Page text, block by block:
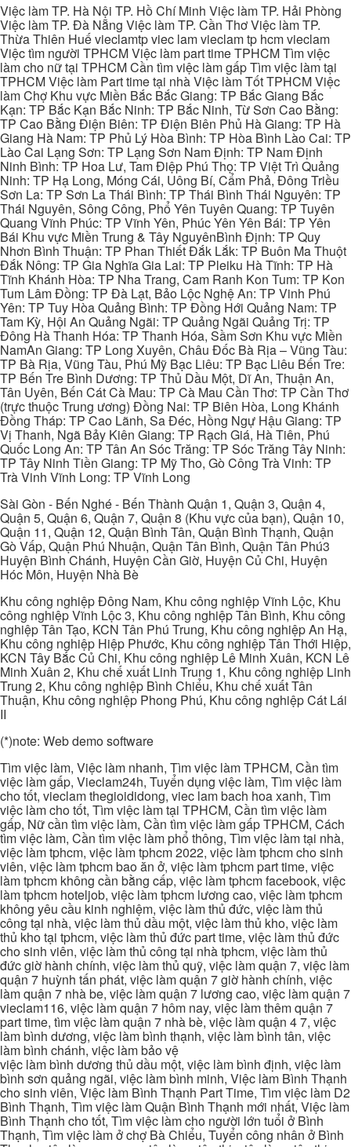
Việc làm TP. Hà Nội TP. Hồ Chí Minh Việc làm TP. Hải Phòng
Việc làm TP. Đà Nẵng Việc làm TP. Cần Thơ Việc làm TP.
Thừa Thiên Huế vieclamtp viec lam vieclam tp hcm vieclam
Việc tìm người TPHCM Việc làm part time TPHCM Tìm việc
làm cho nữ tại TPHCM Cần tìm việc làm gấp Tìm việc làm tại
TPHCM Việc làm Part time tại nhà Việc làm Tốt TPHCM Việc
làm Chợ Khu vực Miền Bắc Bắc Giang: TP Bắc Giang Bắc
Kạn: TP Bắc Kạn Bắc Ninh: TP Bắc Ninh, Từ Sơn Cao Bằng:
TP Cao Bằng Điện Biên: TP Điện Biên Phủ Hà Giang: TP Hà
Giang Hà Nam: TP Phủ Lý Hòa Bình: TP Hòa Bình Lào Cai: TP
Lào Cai Lạng Sơn: TP Lạng Sơn Nam Định: TP Nam Định
Ninh Bình: TP Hoa Lư, Tam Điệp Phú Thọ: TP Việt Trì Quảng
Ninh: TP Hạ Long, Móng Cái, Uông Bí, Cẩm Phả, Đông Triều
Sơn La: TP Sơn La Thái Bình: TP Thái Bình Thái Nguyên: TP
Thái Nguyên, Sông Công, Phổ Yên Tuyên Quang: TP Tuyên
Quang Vĩnh Phúc: TP Vĩnh Yên, Phúc Yên Yên Bái: TP Yên
Bái Khu vực Miền Trung & Tây NguyênBình Định: TP Quy
Nhơn Bình Thuận: TP Phan Thiết Đắk Lắk: TP Buôn Ma Thuột
Đắk Nông: TP Gia Nghĩa Gia Lai: TP Pleiku Hà Tĩnh: TP Hà
Tĩnh Khánh Hòa: TP Nha Trang, Cam Ranh Kon Tum: TP Kon
Tum Lâm Đồng: TP Đà Lạt, Bảo Lộc Nghệ An: TP Vinh Phú
Yên: TP Tuy Hòa Quảng Bình: TP Đồng Hới Quảng Nam: TP
Tam Kỳ, Hội An Quảng Ngãi: TP Quảng Ngãi Quảng Trị: TP
Đông Hà Thanh Hóa: TP Thanh Hóa, Sầm Sơn Khu vực Miền
NamAn Giang: TP Long Xuyên, Châu Đốc Bà Rịa – Vũng Tàu:
TP Bà Rịa, Vũng Tàu, Phú Mỹ Bạc Liêu: TP Bạc Liêu Bến Tre:
TP Bến Tre Bình Dương: TP Thủ Dầu Một, Dĩ An, Thuận An,
Tân Uyên, Bến Cát Cà Mau: TP Cà Mau Cần Thơ: TP Cần Thơ
(trực thuộc Trung ương) Đồng Nai: TP Biên Hòa, Long Khánh
Đồng Tháp: TP Cao Lãnh, Sa Đéc, Hồng Ngự Hậu Giang: TP
Vị Thanh, Ngã Bảy Kiên Giang: TP Rạch Giá, Hà Tiên, Phú
Quốc Long An: TP Tân An Sóc Trăng: TP Sóc Trăng Tây Ninh:
TP Tây Ninh Tiền Giang: TP Mỹ Tho, Gò Công Trà Vinh: TP
Trà Vinh Vĩnh Long: TP Vĩnh Long
Sài Gòn - Bến Nghé - Bến Thành Quận 1, Quận 3, Quận 4,
Quận 5, Quận 6, Quận 7, Quận 8 (Khu vực của bạn), Quận 10,
Quận 11, Quận 12, Quận Bình Tân, Quận Bình Thạnh, Quận
Gò Vấp, Quận Phú Nhuận, Quận Tân Bình, Quận Tân Phú3
Huyện Bình Chánh, Huyện Cần Giờ, Huyện Củ Chi, Huyện
Hóc Môn, Huyện Nhà Bè
Khu công nghiệp Đông Nam, Khu công nghiệp Vĩnh Lộc, Khu
công nghiệp Vĩnh Lộc 3, Khu công nghiệp Tân Bình, Khu công
nghiệp Tân Tạo, KCN Tân Phú Trung, Khu công nghiệp An Hạ,
Khu công nghiệp Hiệp Phước, Khu công nghiệp Tân Thới Hiệp,
KCN Tây Bắc Củ Chi, Khu công nghiệp Lê Minh Xuân, KCN Lê
Minh Xuân 2, Khu chế xuất Linh Trung 1, Khu công nghiệp Linh
Trung 2, Khu công nghiệp Bình Chiểu, Khu chế xuất Tân
Thuận, Khu công nghiệp Phong Phú, Khu công nghiệp Cát Lái
II
(*)note: Web demo software
Tìm việc làm, Việc làm nhanh, Tìm việc làm TPHCM, Cần tìm
việc làm gấp, Vieclam24h, Tuyển dụng việc làm, Tìm việc làm
cho tốt, vieclam thegioididong, viec lam bach hoa xanh, Tìm
việc làm cho tốt, Tìm việc làm tại TPHCM, Cần tìm việc làm
gấp, Nữ cần tìm việc làm, Cần tìm việc làm gấp TPHCM, Cách
tìm việc làm, Cần tìm việc làm phổ thông, Tìm việc làm tại nhà,
việc làm tphcm, việc làm tphcm 2022, việc làm tphcm cho sinh
viên, việc làm tphcm bao ăn ở, việc làm tphcm part time, việc
làm tphcm không cần bằng cấp, việc làm tphcm facebook, việc
làm tphcm hoteljob, việc làm tphcm lương cao, việc làm tphcm
không yêu cầu kinh nghiệm, việc làm thủ đức, việc làm thủ
công tại nhà, việc làm thủ dầu một, việc làm thủ kho, việc làm
thủ kho tại tphcm, việc làm thủ đức part time, việc làm thủ đức
cho sinh viên, việc làm thủ công tại nhà tphcm, việc làm thủ
đức giờ hành chính, việc làm thủ quỹ, việc làm quận 7, việc làm
quận 7 huỳnh tấn phát, việc làm quận 7 giờ hành chính, việc
làm quận 7 nhà be, việc làm quận 7 lương cao, việc làm quận 7
vieclam116, việc làm quận 7 hôm nay, việc làm thêm quận 7
part time, tìm việc làm quận 7 nhà bè, việc làm quận 4 7, việc
làm bình dương, việc làm bình thạnh, việc làm bình tân, việc
làm bình chánh, việc làm bảo vệ
việc làm bình dương thủ dầu một, việc làm bình định, việc làm
bình sơn quảng ngãi, việc làm bình minh, Việc làm Bình Thạnh
cho sinh viên, Việc làm Bình Thạnh Part Time, Tìm việc làm D2
Bình Thạnh, Tìm việc làm Quận Bình Thạnh mới nhất, Việc làm
Bình Thạnh cho tốt, Tìm việc làm cho người lớn tuổi ở Bình
Thạnh, Tìm việc làm ở chợ Bà Chiểu, Tuyển công nhân ở Bình